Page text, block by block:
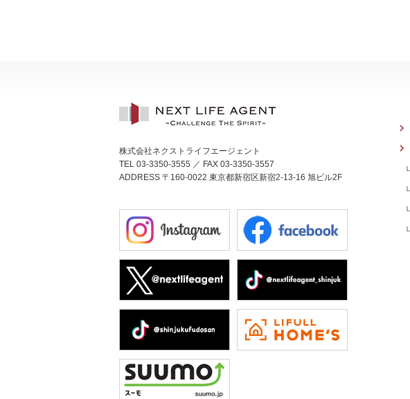
株式会社ネクストライフエージェント
TEL 03-3350-3555 ／ FAX 03-3350-3557
ADDRESS 〒160-0022 東京都新宿区新宿2-13-16 旭ビル2F